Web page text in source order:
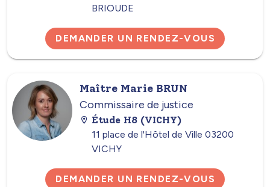
BRIOUDE
DEMANDER UN RENDEZ-VOUS
Maître Marie BRUN
Commissaire de justice
Étude H8 (VICHY)
11 place de l'Hôtel de Ville 03200
VICHY
DEMANDER UN RENDEZ-VOUS